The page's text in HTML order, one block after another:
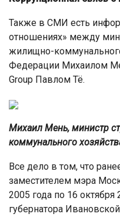
Также в СМИ есть
отношениях» между
жилищно-
Федерации Михаилом
Group Павлом Тё.
Михаил Мень, министр
коммунального
Все дело в том, что
заместителем мэра
2005 года по 16 октября
губернатора